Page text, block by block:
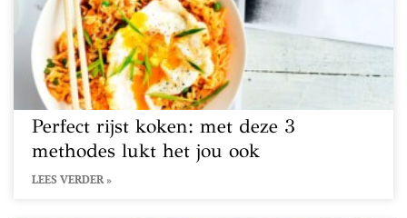
Perfect rijst koken: met deze 3
methodes lukt het jou ook
LEES VERDER »